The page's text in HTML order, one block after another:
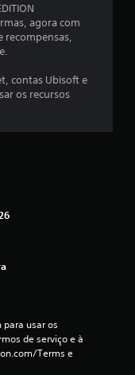
agora com
recompensas,
contas Ubisoft e
os recursos
para usar os
de serviço e à
Terms e